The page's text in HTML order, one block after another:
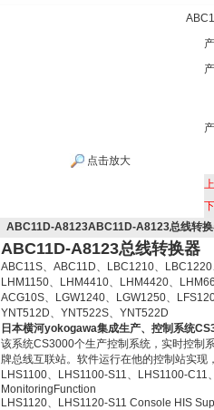
点击放大
ABC11D-A8123ABC11D-A8123总线转
ABC11D-A8123总线转换器
ABC11S、ABC11D、LBC1210、
LHM1150、LHM4410、LHM4420、
ACG10S、LGW1240、LGW1250、
YNT512D、YNT522S、YNT522D
日本横河yokogawa集成生产、控制系统
该系统CS3000个生产控制系统，实时控制
牌总线互联站。软件运行在他的控制站实
LHS1100、LHS1100-S11、LHS1100-
MonitoringFunction
LHS1120、LHS1120-S11 Console HIS